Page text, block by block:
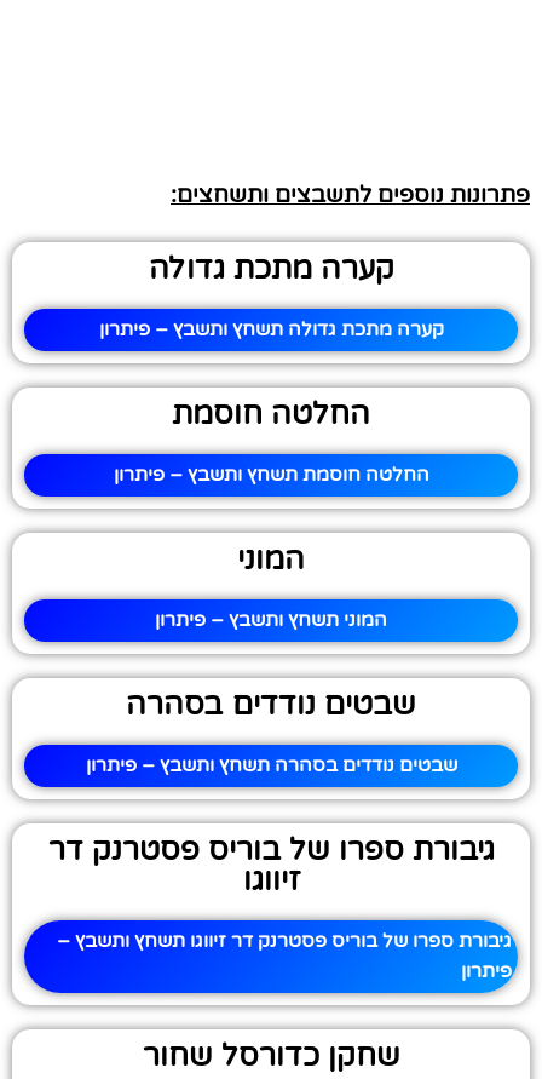
פתרונות נוספים לתשבצים ותשחצים:
קערה מתכת גדולה
קערה מתכת גדולה תשחץ ותשבץ – פיתרון
החלטה חוסמת
החלטה חוסמת תשחץ ותשבץ – פיתרון
המוני
המוני תשחץ ותשבץ – פיתרון
שבטים נודדים בסהרה
שבטים נודדים בסהרה תשחץ ותשבץ – פיתרון
גיבורת ספרו של בוריס פסטרנק דר
זיווגו
גיבורת ספרו של בוריס פסטרנק דר זיווגו תשחץ ותשבץ –
פיתרון
שחקן כדורסל שחור